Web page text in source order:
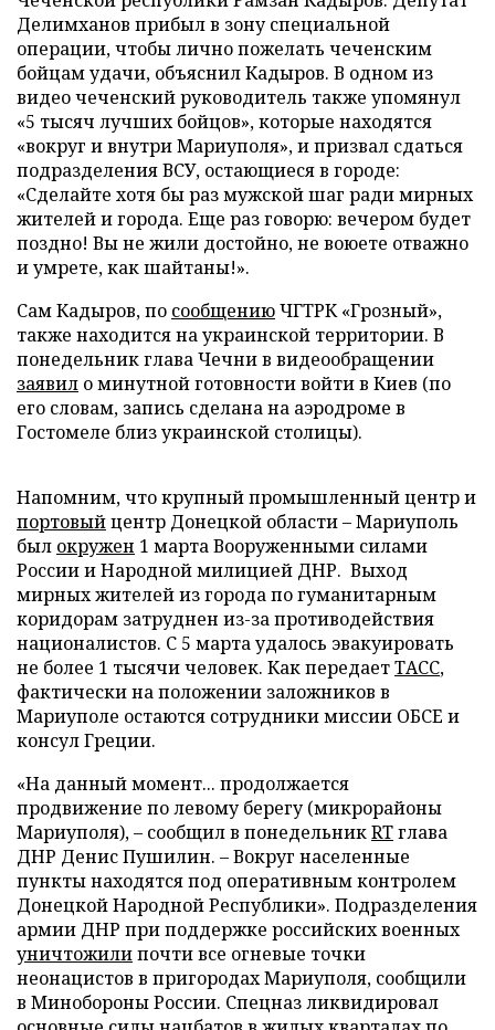
Делимханов прибыл в зону специальной
операции, чтобы лично пожелать чеченским
бойцам удачи, объяснил Кадыров. В одном из
видео чеченский руководитель также упомянул
«5 тысяч лучших бойцов», которые находятся
«вокруг и внутри Мариуполя», и призвал сдаться
подразделения ВСУ, остающиеся в городе:
«Сделайте хотя бы раз мужской шаг ради мирных
жителей и города. Еще раз говорю: вечером будет
поздно! Вы не жили достойно, не воюете отважно
и умрете, как шайтаны!».
Сам Кадыров, по сообщениюЧГТРК «Грозный»,
также находится на украинской территории. В
понедельник глава Чечни в видеообращении
заявил о минутной готовности войти в Киев (по
его словам, запись сделана на аэродроме в
Гостомеле близ украинской столицы).
Напомним, что крупный промышленный центр и
портовыйцентр Донецкой области – Мариуполь
был окружен 1 марта Вооруженными силами
России и Народной милицией ДНР. Выход
мирных жителей из города по гуманитарным
коридорам затруднен из-за противодействия
националистов. С 5 марта удалось эвакуировать
не более 1 тысячи человек. Как передаетТАСС,
фактически на положении заложников в
Мариуполе остаются сотрудники миссии ОБСЕ и
консул Греции.
«На данный момент... продолжается
продвижение по левому берегу (микрорайоны
Мариуполя), – сообщил в понедельникRTглава
ДНР Денис Пушилин. – Вокруг населенные
пункты находятся под оперативным контролем
Донецкой Народной Республики». Подразделения
армии ДНР при поддержке российских военных
уничтожилипочти все огневые точки
неонацистов в пригородах Мариуполя, сообщили
в Минобороны России. Спецназ ликвидировал